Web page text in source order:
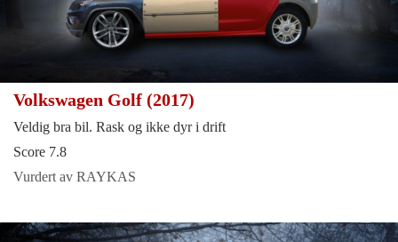
Volkswagen Golf (2017)
Veldig bra bil. Rask og ikke dyr i drift
Score 7.8
Vurdert av RAYKAS